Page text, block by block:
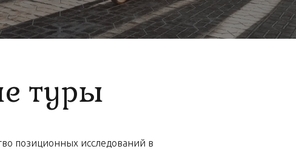
туры
позиционных исследований в